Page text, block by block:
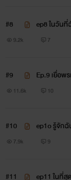
จ๊ะ
2.หัวใจให้เธอ
เบาบางมาก..เพื่อจ
รีดเดอร์ที่น่ารั
#8 ep8 ในวัน
9.2k 7
#9
Ep.9 เยื่อพรหมจรรย์ของสาวแสบ(NC6
0%)
11.6k 10
#10 ep1o รู้จักฉั
7.9k 9
#11 ep11 ในที่